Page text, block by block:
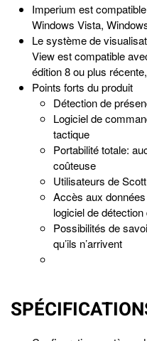
Imperium est
Windows Vista,
Le système de
View est compatible
édition 8 ou plus
Points forts du produit
Détection de
Logiciel de
tactique
Portabilité totale:
coûteuse
Utilisateurs de
Accès aux
logiciel de
Possibilités de
qu’ils n’arrivent